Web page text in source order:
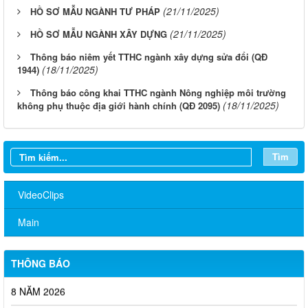
HỒ SƠ MẪU NGÀNH TƯ PHÁP (21/11/2025)
HỒ SƠ MẪU NGÀNH XÂY DỰNG (21/11/2025)
Thông báo niêm yết TTHC ngành xây dựng sửa đổi (QĐ
1944) (18/11/2025)
Thông báo công khai TTHC ngành Nông nghiệp môi trường
không phụ thuộc địa giới hành chính (QĐ 2095) (18/11/2025)
Tìm
VideoClips
Main
THÔNG BÁO
Về việc đăng tải Báo cáo tiếp thu, giải trình ý kiến góp ý đối với
nhiệm vụ đồ án quy hoạch phân khu đô thị tỷ lệ 1/2.000 phường
Biên Hòa, thành phố Đồng Nai
Thông báo kết quả kiểm tra điều kiện, tiêu chuẩn dự tuyển viên
chức vòng 1; triệu tập thí sinh tham dự vòng 2 kỳ thi tuyển dụng
THÔNG BÁO THÔNG TIN TUYỂN DỤNG LAO ĐỘNG THÁNG
8 NĂM 2026